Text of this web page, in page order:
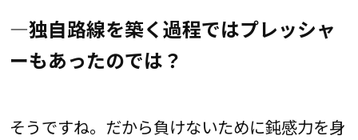
―独自路線を築く過程ではプレッシャ
ーもあったのでは？
そうですね。だから負けないために鈍感力を身